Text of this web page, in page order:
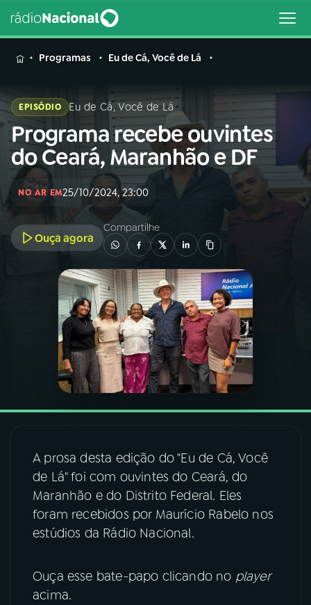
MENU
Buscar
na
Rádio
Nacional
Buscar
AO VIVO
01INÍCIO
A RÁDIO
PROGRAMAÇÃO
PROGRAMAS
06VIDEOCASTS
07ÚLTIMAS
08FESTIVAL DE MÚSICA
Programas Eu de Cá, Você de Lá
EPISÓDIO Eu de Cá, Você de Lá
Programa recebe ouvintes
do Ceará, Maranhão e DF
NO AR EM25/10/2024, 23:00
Ouça agora
Compartilhe
A prosa desta edição do "Eu de Cá, Você
de Lá" foi com ouvintes do Ceará, do
Maranhão e do Distrito Federal. Eles
foram recebidos por Maurício Rabelo nos
estúdios da Rádio Nacional.
Ouça esse bate-papo clicando no player
acima.